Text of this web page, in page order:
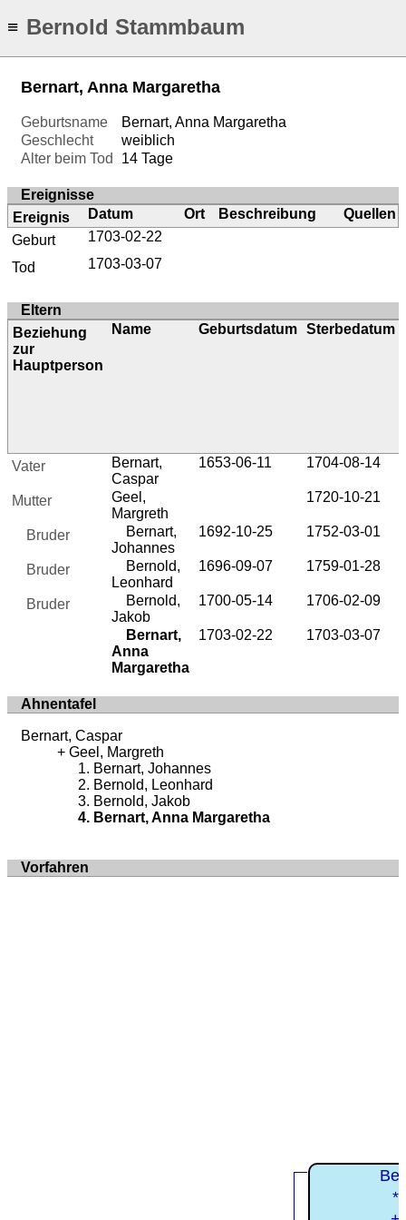
≡ Bernold Stammbaum
Bernart, Anna Margaretha
Geburtsname
Bernart, Anna Margaretha
Geschlecht
weiblich
Alter beim Tod
14 Tage
Ereignisse
Ereignis
Datum Ort Beschreibung
Quellen
Geburt
1703-02-22
Tod
1703-03-07
Eltern
Beziehung
zur
Hauptperson
Name Geburtsdatum Sterbedatum
Vater
Bernart,
Caspar
1653-06-11 1704-08-14
Mutter
Geel,
Margreth
1720-10-21
Bruder
Bernart,
Johannes
1692-10-25 1752-03-01
Bruder
Bernold,
Leonhard
1696-09-07 1759-01-28
Bruder
Bernold,
Jakob
1700-05-14 1706-02-09
Bernart,
Anna
Margaretha
1703-02-22 1703-03-07
Ahnentafel
Bernart, Caspar
Geel, Margreth
Bernart, Johannes
Bernold, Leonhard
Bernold, Jakob
Bernart, Anna Margaretha
Vorfahren